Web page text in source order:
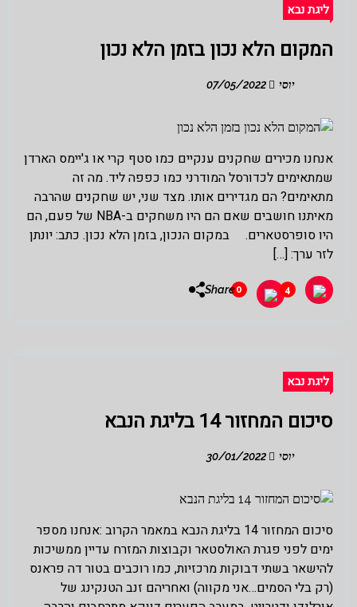
ליגת נבא
המקום הלא נכון בזמן הלא נכון
יוסי
אנחנו מכירים שחקנים ענקיים כמו סטף קרי או ג'יימס הארדן
שמתאימים לכדורסל המודרני כמו כפפה ליד. מה זה
מתאימים? הם מגדירים אותו. מצד שני, יש שחקנים שהרבה
מאיתנו חושבים שאם הם היו משחקים ב-NBA של פעם, הם
היו סופרסטארים. במקום הנכון, בזמן הלא נכון. כתב: יונתן
לזר ערך: […]
4
0
Share
ליגת נבא
סיכום המחזור 14 בליגת הנבא
יוסי
סיכום המחזור 14 בליגת הנבא במאמר הקרוב :אנחנו מספר
ימים לפני פגרת האולסטאר וקבוצות המזרח עדיין ממשיכות
להישאר בשתי דבוקות מרכזיות, כמו רוכבים בטור דה פראנס
(רק בלי הסמים…אני מקווה) ואחריהם זנב הטנקינג של